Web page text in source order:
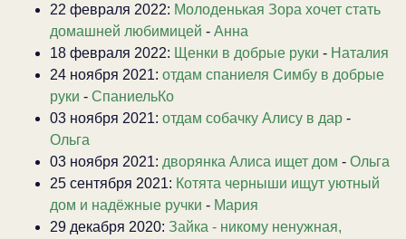
22 февраля 2022: Молоденькая Зора хочет стать
домашней любимицей - Анна
18 февраля 2022: Щенки в добрые руки - Наталия
24 ноября 2021: отдам спаниеля Симбу в добрые
руки - СпаниельКо
03 ноября 2021: отдам собачку Алису в дар -
Ольга
03 ноября 2021: дворянка Алиса ищет дом - Ольга
25 сентября 2021: Котята черныши ищут уютный
дом и надёжные ручки - Мария
29 декабря 2020: Зайка - никому ненужная,